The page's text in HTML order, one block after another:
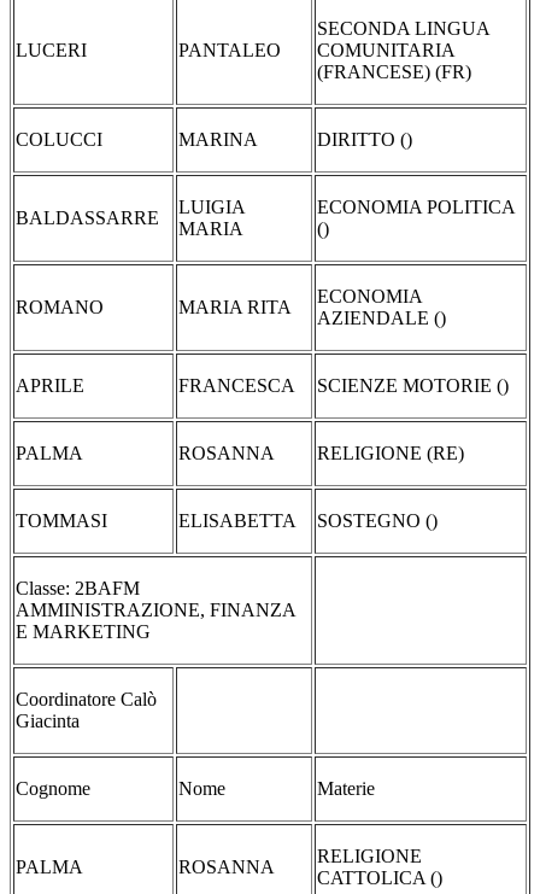
LUCERI PANTALEO
SECONDA LINGUA
COMUNITARIA
(FRANCESE) (FR)
COLUCCI MARINA DIRITTO ()
BALDASSARRE
LUIGIA
MARIA
ECONOMIA POLITICA
()
ROMANO MARIA RITA
ECONOMIA
AZIENDALE ()
APRILE FRANCESCA SCIENZE MOTORIE ()
PALMA ROSANNA RELIGIONE (RE)
TOMMASI ELISABETTA SOSTEGNO ()
Classe: 2BAFM
AMMINISTRAZIONE, FINANZA
E MARKETING
Coordinatore Calò
Giacinta
Cognome Nome Materie
PALMA ROSANNA
RELIGIONE
CATTOLICA ()